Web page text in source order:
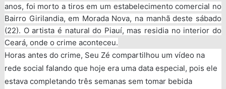
anos, foi morto a tiros em um estabelecimento comercial no
Bairro Girilandia, em Morada Nova, na manhã deste sábado
(22). O artista é natural do Piauí, mas residia no interior do
Ceará, onde o crime aconteceu.
Horas antes do crime, Seu Zé compartilhou um vídeo na
rede social falando que hoje era uma data especial, pois ele
estava completando três semanas sem tomar bebida